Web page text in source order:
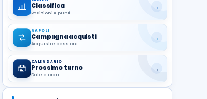
Classifica
Posizioni e punti
→
NAPOLI
Campagna acquisti
Acquisti e cessioni
→
CALENDARIO
Prossimo turno
Date e orari
→